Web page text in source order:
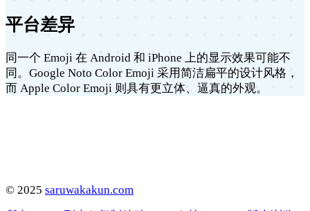
平台差异
同一个 Emoji 在 Android 和 iPhone 上的显示效果可能不
同。Google Noto Color Emoji 采用简洁扁平的设计风格，
而 Apple Color Emoji 则具有更立体、逼真的外观。
© 2025 saruwakakun.com